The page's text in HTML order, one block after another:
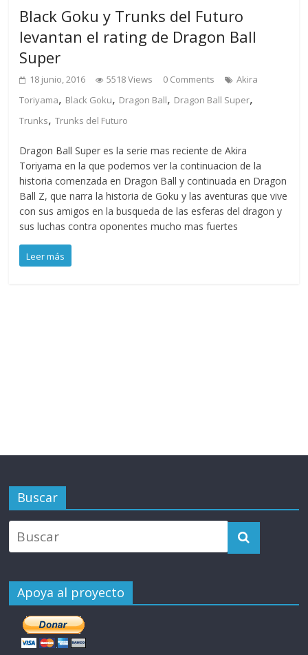
Black Goku y Trunks del Futuro
levantan el rating de Dragon Ball
Super
18 junio, 2016 5518 Views 0 Comments
Akira
Toriyama, Black Goku, Dragon Ball, Dragon Ball Super,
Trunks,Trunks del Futuro
Dragon Ball Super es la serie mas reciente de Akira
Toriyama en la que podemos ver la continuacion de la
historia comenzada en Dragon Ball y continuada en Dragon
Ball Z, que narra la historia de Goku y las aventuras que vive
con sus amigos en la busqueda de las esferas del dragon y
sus luchas contra oponentes mucho mas fuertes
Leer más
Buscar
Apoya al proyecto